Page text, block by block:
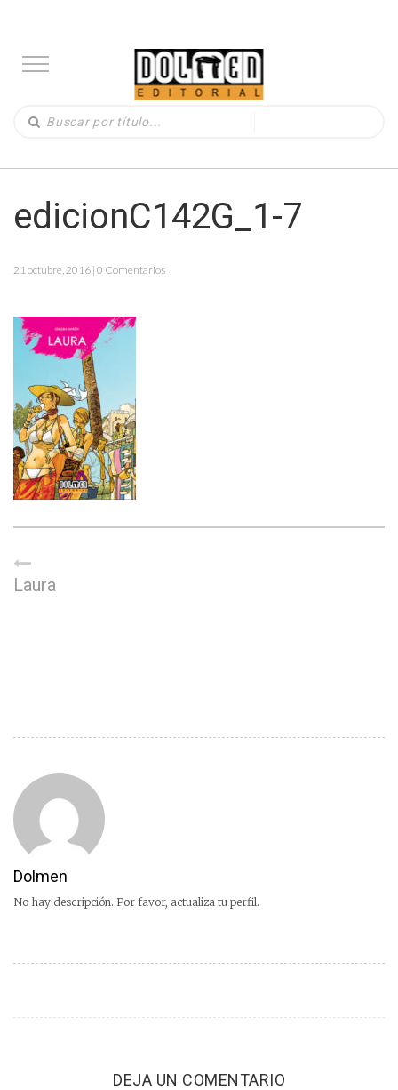
edicionC142G_1-7
21 octubre, 2016 | 0 Comentarios
Laura
Dolmen
No hay descripción. Por favor, actualiza tu perfil.
DEJA UN COMENTARIO